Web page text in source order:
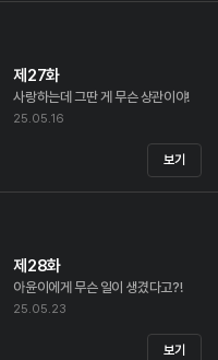
제27화
사랑하는데 그딴 게 무슨 상관이야!
25.05.16
보기
제28화
아윤이에게 무슨 일이 생겼다고?!
25.05.23
보기